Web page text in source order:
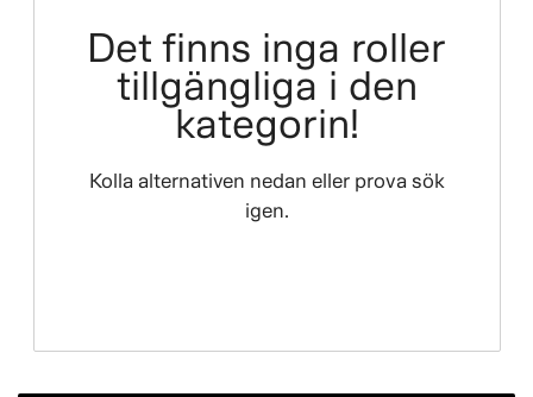
Det finns inga roller
tillgängliga i den
kategorin!
Kolla alternativen nedan eller prova sök
igen.